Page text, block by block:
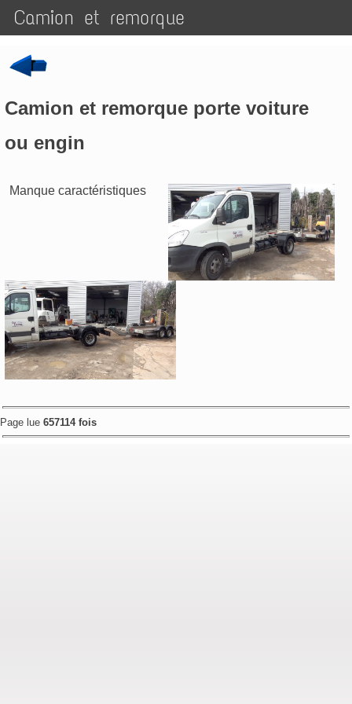
Camion et remorque
Camion et remorque porte voiture
ou engin
Manque caractéristiques
Page lue 657114 fois